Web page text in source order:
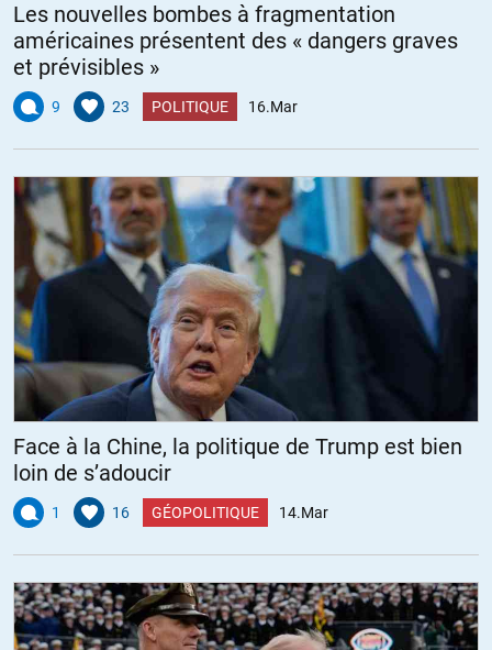
Les nouvelles bombes à fragmentation
américaines présentent des « dangers graves
et prévisibles »
9 23 POLITIQUE 16.Mar
Face à la Chine, la politique de Trump est bien
loin de s’adoucir
1 16 GÉOPOLITIQUE 14.Mar